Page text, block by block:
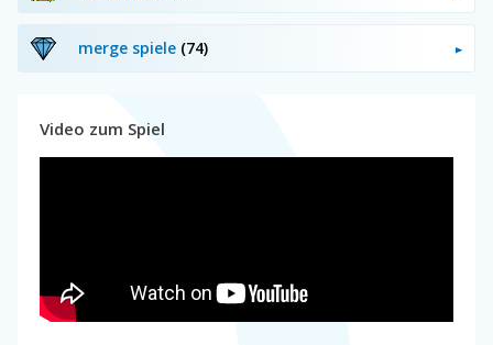
merge spiele (74)
Video zum Spiel